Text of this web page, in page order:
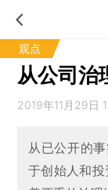
观点
从公司治
2019年11月29日
从已公开的
于创始人和